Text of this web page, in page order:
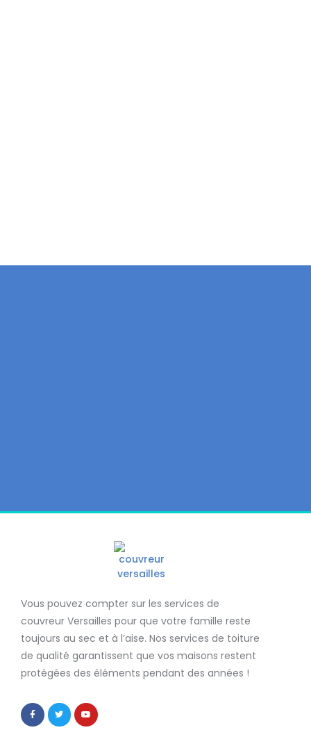
Vous pouvez compter sur les services de
couvreur Versailles pour que votre famille reste
toujours au sec et à l’aise. Nos services de toiture
de qualité garantissent que vos maisons restent
protégées des éléments pendant des années !